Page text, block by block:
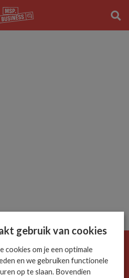
Mis niets.
nieuwsbrief.
gebruik van cookies
cookies om je een optimale
en we gebruiken functionele
op te slaan. Bovendien